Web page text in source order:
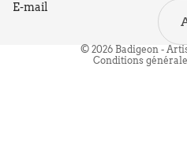
E-mail
© 2026 Badigeon -
Conditions
Mentions légales